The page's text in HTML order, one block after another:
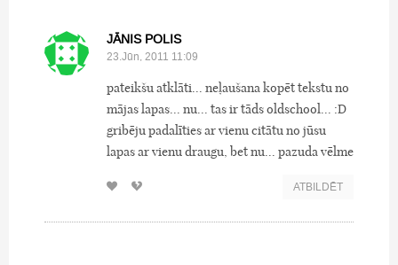
JĀNIS POLIS
23.Jūn, 2011 11:09
pateikšu atklāti... neļaušana kopēt tekstu no
mājas lapas... nu... tas ir tāds oldschool... :D
gribēju padalīties ar vienu citātu no jūsu
lapas ar vienu draugu, bet nu... pazuda vēlme
ATBILDĒT